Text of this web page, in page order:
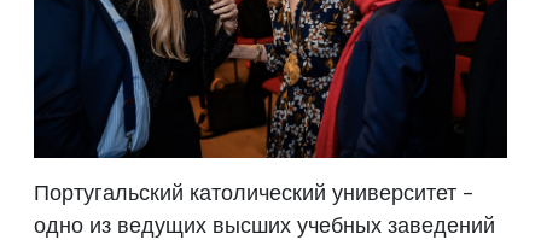
Португальский католический университет -
одно из ведущих высших учебных заведений